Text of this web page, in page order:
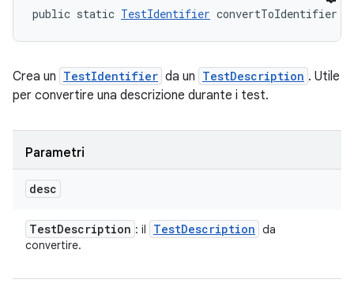
public static TestIdentifier convertToIdentifier (
Crea un TestIdentifier da un TestDescription . Utile
per convertire una descrizione durante i test.
Parametri
desc
TestDescription : il TestDescription da
convertire.